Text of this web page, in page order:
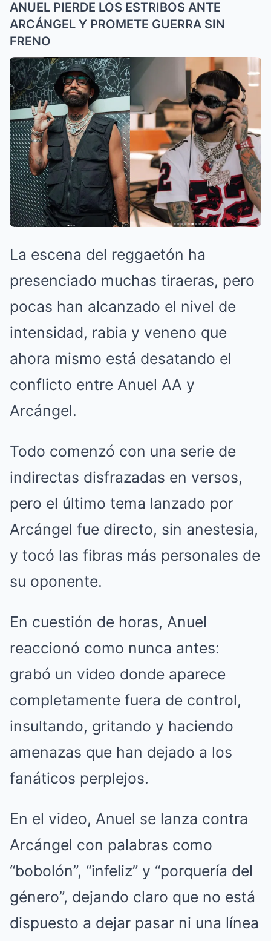
ANUEL PIERDE LOS ESTRIBOS ANTE
ARCÁNGEL Y PROMETE GUERRA SIN
FRENO
La escena del reggaetón ha
presenciado muchas tiraeras, pero
pocas han alcanzado el nivel de
intensidad, rabia y veneno que
ahora mismo está desatando el
conflicto entre Anuel AA y
Arcángel.
Todo comenzó con una serie de
indirectas disfrazadas en versos,
pero el último tema lanzado por
Arcángel fue directo, sin anestesia,
y tocó las fibras más personales de
su oponente.
En cuestión de horas, Anuel
reaccionó como nunca antes:
grabó un video donde aparece
completamente fuera de control,
insultando, gritando y haciendo
amenazas que han dejado a los
fanáticos perplejos.
En el video, Anuel se lanza contra
Arcángel con palabras como
“bobolón”, “infeliz” y “porquería del
género”, dejando claro que no está
dispuesto a dejar pasar ni una línea